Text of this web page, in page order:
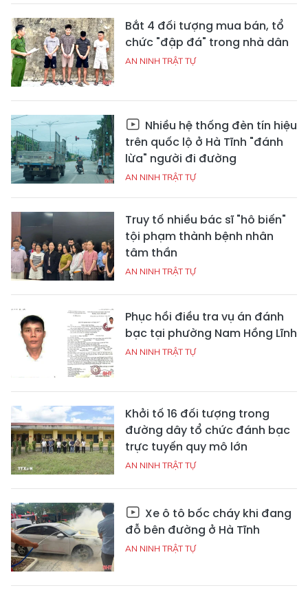
Bắt 4 đối tượng mua bán, tổ
chức "đập đá" trong nhà dân
AN NINH TRẬT TỰ
Nhiều hệ thống đèn tín hiệu
trên quốc lộ ở Hà Tĩnh "đánh
lừa" người đi đường
AN NINH TRẬT TỰ
Truy tố nhiều bác sĩ "hô biến"
tội phạm thành bệnh nhân
tâm thần
AN NINH TRẬT TỰ
Phục hồi điều tra vụ án đánh
bạc tại phường Nam Hồng Lĩnh
AN NINH TRẬT TỰ
Khởi tố 16 đối tượng trong
đường dây tổ chức đánh bạc
trực tuyến quy mô lớn
AN NINH TRẬT TỰ
Xe ô tô bốc cháy khi đang
đỗ bên đường ở Hà Tĩnh
AN NINH TRẬT TỰ